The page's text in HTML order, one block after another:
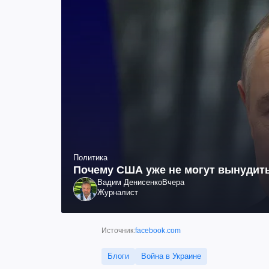
Политика
Почему США уже не могут
Вадим ДенисенкоВчера
Журналист
Источник:facebook.com
Блоги Война в Украине